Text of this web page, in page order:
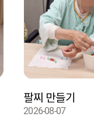
팔찌 만들기
2026-08-07